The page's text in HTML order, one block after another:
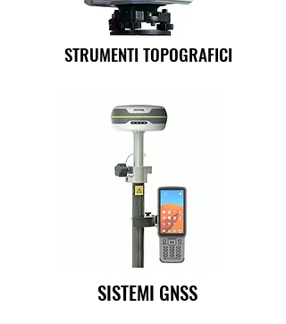
STRUMENTI TOPOGRAFICI
SISTEMI GNSS